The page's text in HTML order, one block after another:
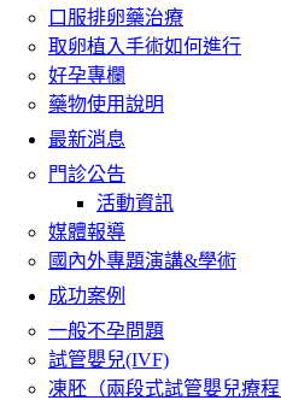
口服排卵藥治療
取卵植入手術如何進行
好孕專欄
藥物使用說明
最新消息
門診公告
活動資訊
媒體報導
國內外專題演講&學術
成功案例
一般不孕問題
試管嬰兒(IVF)
凍胚（兩段式試管嬰兒療程